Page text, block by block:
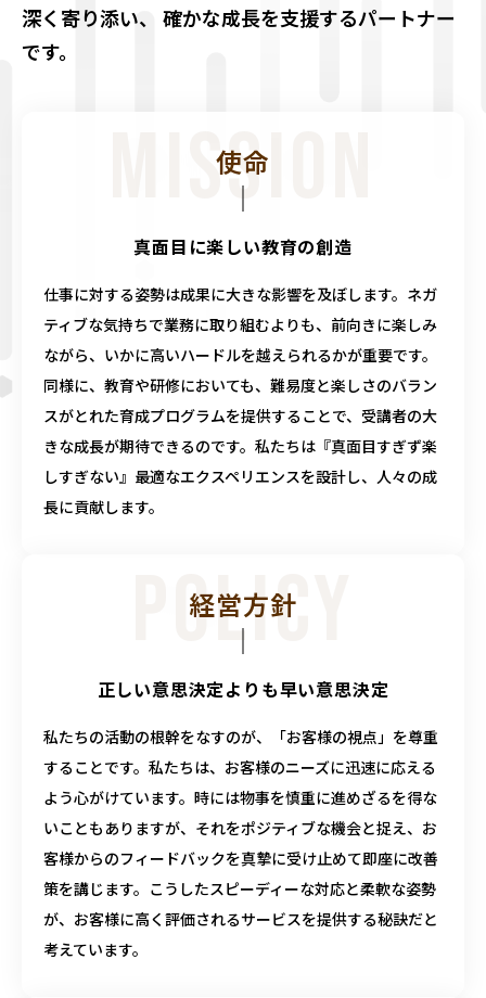
深く寄り添い、
確かな成長を支援するパートナー
です。
MISSION
使命
真面目に楽しい教育の創造
仕事に対する姿勢は成果に大きな影響を及ぼします。ネガ
ティブな気持ちで業務に取り組むよりも、前向きに楽しみ
ながら、いかに高いハードルを越えられるかが重要です。
同様に、教育や研修においても、難易度と楽しさのバラン
スがとれた育成プログラムを提供することで、受講者の大
きな成長が期待できるのです。私たちは『真面目すぎず楽
しすぎない』最適なエクスペリエンスを設計し、人々の成
長に貢献します。
POLICY
経営方針
正しい意思決定よりも早い意思決定
私たちの活動の根幹をなすのが、「お客様の視点」を尊重
することです。私たちは、お客様のニーズに迅速に応える
よう心がけています。時には物事を慎重に進めざるを得な
いこともありますが、それをポジティブな機会と捉え、お
客様からのフィードバックを真摯に受け止めて即座に改善
策を講じます。こうしたスピーディーな対応と柔軟な姿勢
が、お客様に高く評価されるサービスを提供する秘訣だと
考えています。